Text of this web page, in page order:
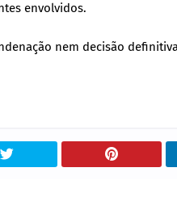
envolvidos.
nem decisão